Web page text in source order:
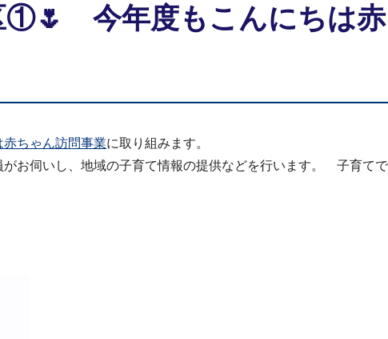
①🌷 今年度もこんにちは
赤ちゃん訪問事業に取り組みます。
お伺いし、地域の子育て情報の提供などを行います。 子育てで